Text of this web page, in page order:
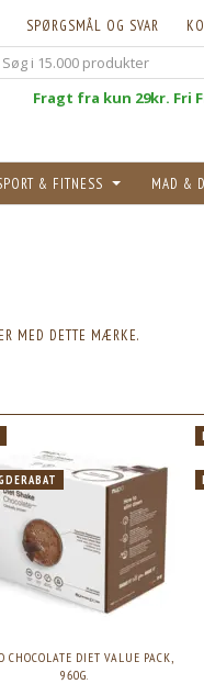
SPØRGSMÅL OG SVAR
Fragt fra kun 29kr. Fri
& FITNESS MAD &
ONE MEAL BAR BROWNIE
1STK.
MED DETTE MÆRKE.
CHOCOLATE DIET VALUE PACK,
960G.